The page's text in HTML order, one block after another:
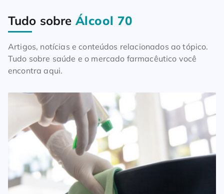
Home Blog Tudo sobre Álcool 70
Tudo sobre Álcool 70
Artigos, notícias e conteúdos relacionados ao tópico.
Tudo sobre saúde e o mercado farmacêutico você
encontra aqui.